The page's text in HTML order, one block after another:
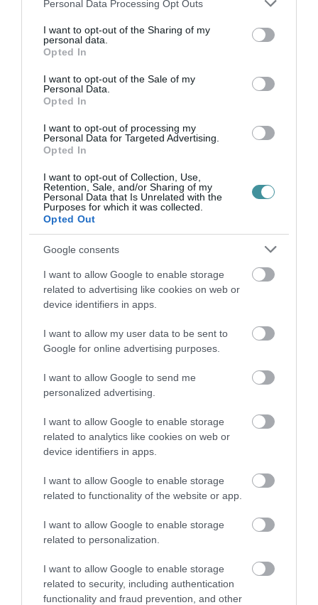
not limited to your visit or usage behaviour. You may click to
grant or deny consent to Google and its third-party tags to
use your data for below specified purposes in below Google
consent section.
Personal Data Processing Opt Outs
I want to opt-out of the Sharing of my
personal data.
Opted In
I want to opt-out of the Sale of my
Personal Data.
Opted In
I want to opt-out of processing my
Personal Data for Targeted Advertising.
Opted In
I want to opt-out of Collection, Use,
Retention, Sale, and/or Sharing of my
Personal Data that Is Unrelated with the
Purposes for which it was collected.
Opted Out
Google consents
I want to allow Google to enable storage
related to advertising like cookies on web or
device identifiers in apps.
I want to allow my user data to be sent to
Google for online advertising purposes.
I want to allow Google to send me
personalized advertising.
I want to allow Google to enable storage
related to analytics like cookies on web or
device identifiers in apps.
I want to allow Google to enable storage
related to functionality of the website or app.
I want to allow Google to enable storage
related to personalization.
I want to allow Google to enable storage
related to security, including authentication
functionality and fraud prevention, and other
KÜZDELE...
2026. augusztus 06|Környék ügye
KATONAI HELIKOPTEREK SEGÍTIK AZ
2026. augusztus 05|Riasztó
LEGNAGYOBB BORÜNNEPE: AUGUSZT...
2026. augusztus 05 Programok
„A NER-FELESÉGEK GYEREKKEL
BIZTOSÍTOTTÁK BE A PÉNZCSAPHOZ...
2026. augusztus 05|Mindenki ügye
SIOR: RAJZOK HAZA 98.
2026. augusztus 05|Vélemény